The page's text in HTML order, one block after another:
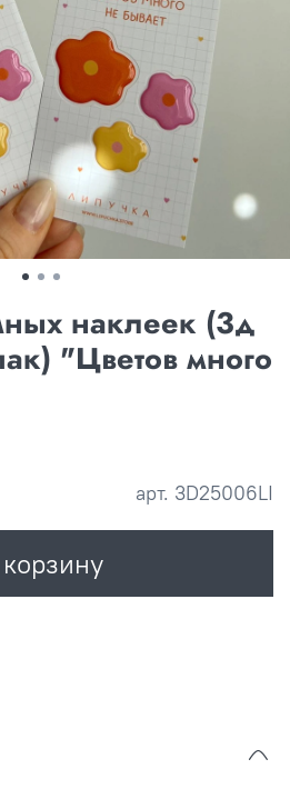
арт. 3D25006LI
наклеек (3д
"Цветов много